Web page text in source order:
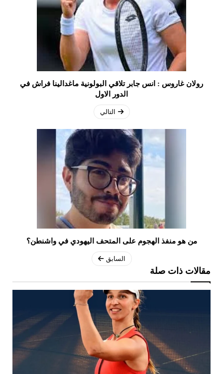
رولان غاروس : انس جابر تلاقي البولونية ماغدالينا فراش في
الدور الاول
التالي
من هو منفذ الهجوم على المتحف اليهودي في واشنطن؟
السابق
مقالات ذات صلة